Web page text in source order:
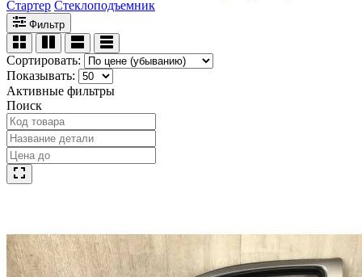
Стартер Стеклоподъемник
Фильтр
Сортировать:
Показывать:
Активные фильтры
Поиск